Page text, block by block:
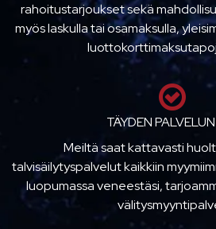
rahoitustarjoukset sekä
myös laskulla tai osamaksulla,
TÄYDEN
Meiltä saat kattavasti
talvisäilytyspalvelut kaikkiin
luopumassa veneestäsi,